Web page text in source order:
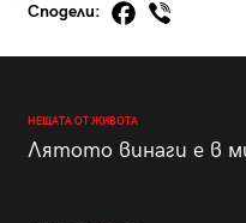
Сподели:
НЕЩАТА ОТ ЖИВОТА
Лятото винаги е в